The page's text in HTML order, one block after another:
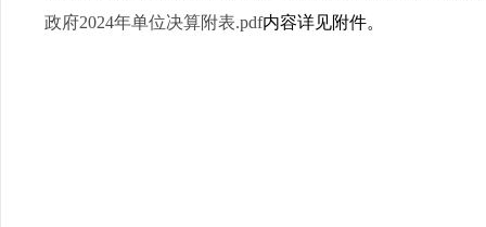
政府2024年单位决算附表.pdf内容详见附件。